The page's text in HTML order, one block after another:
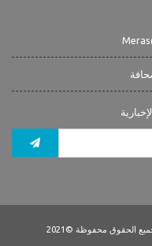
الحقوق محفوظة ©2021